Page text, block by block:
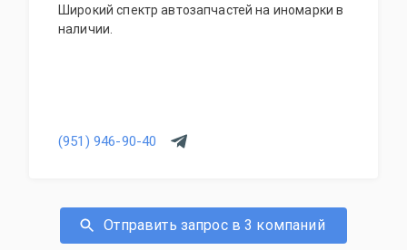
Широкий спектр автозапчастей на иномарки в
наличии.
(951) 946-90-40
Отправить запрос в 3 компаний